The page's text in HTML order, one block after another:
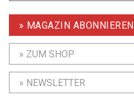
» MAGAZIN ABONNIEREN
» ZUM SHOP
» NEWSLETTER